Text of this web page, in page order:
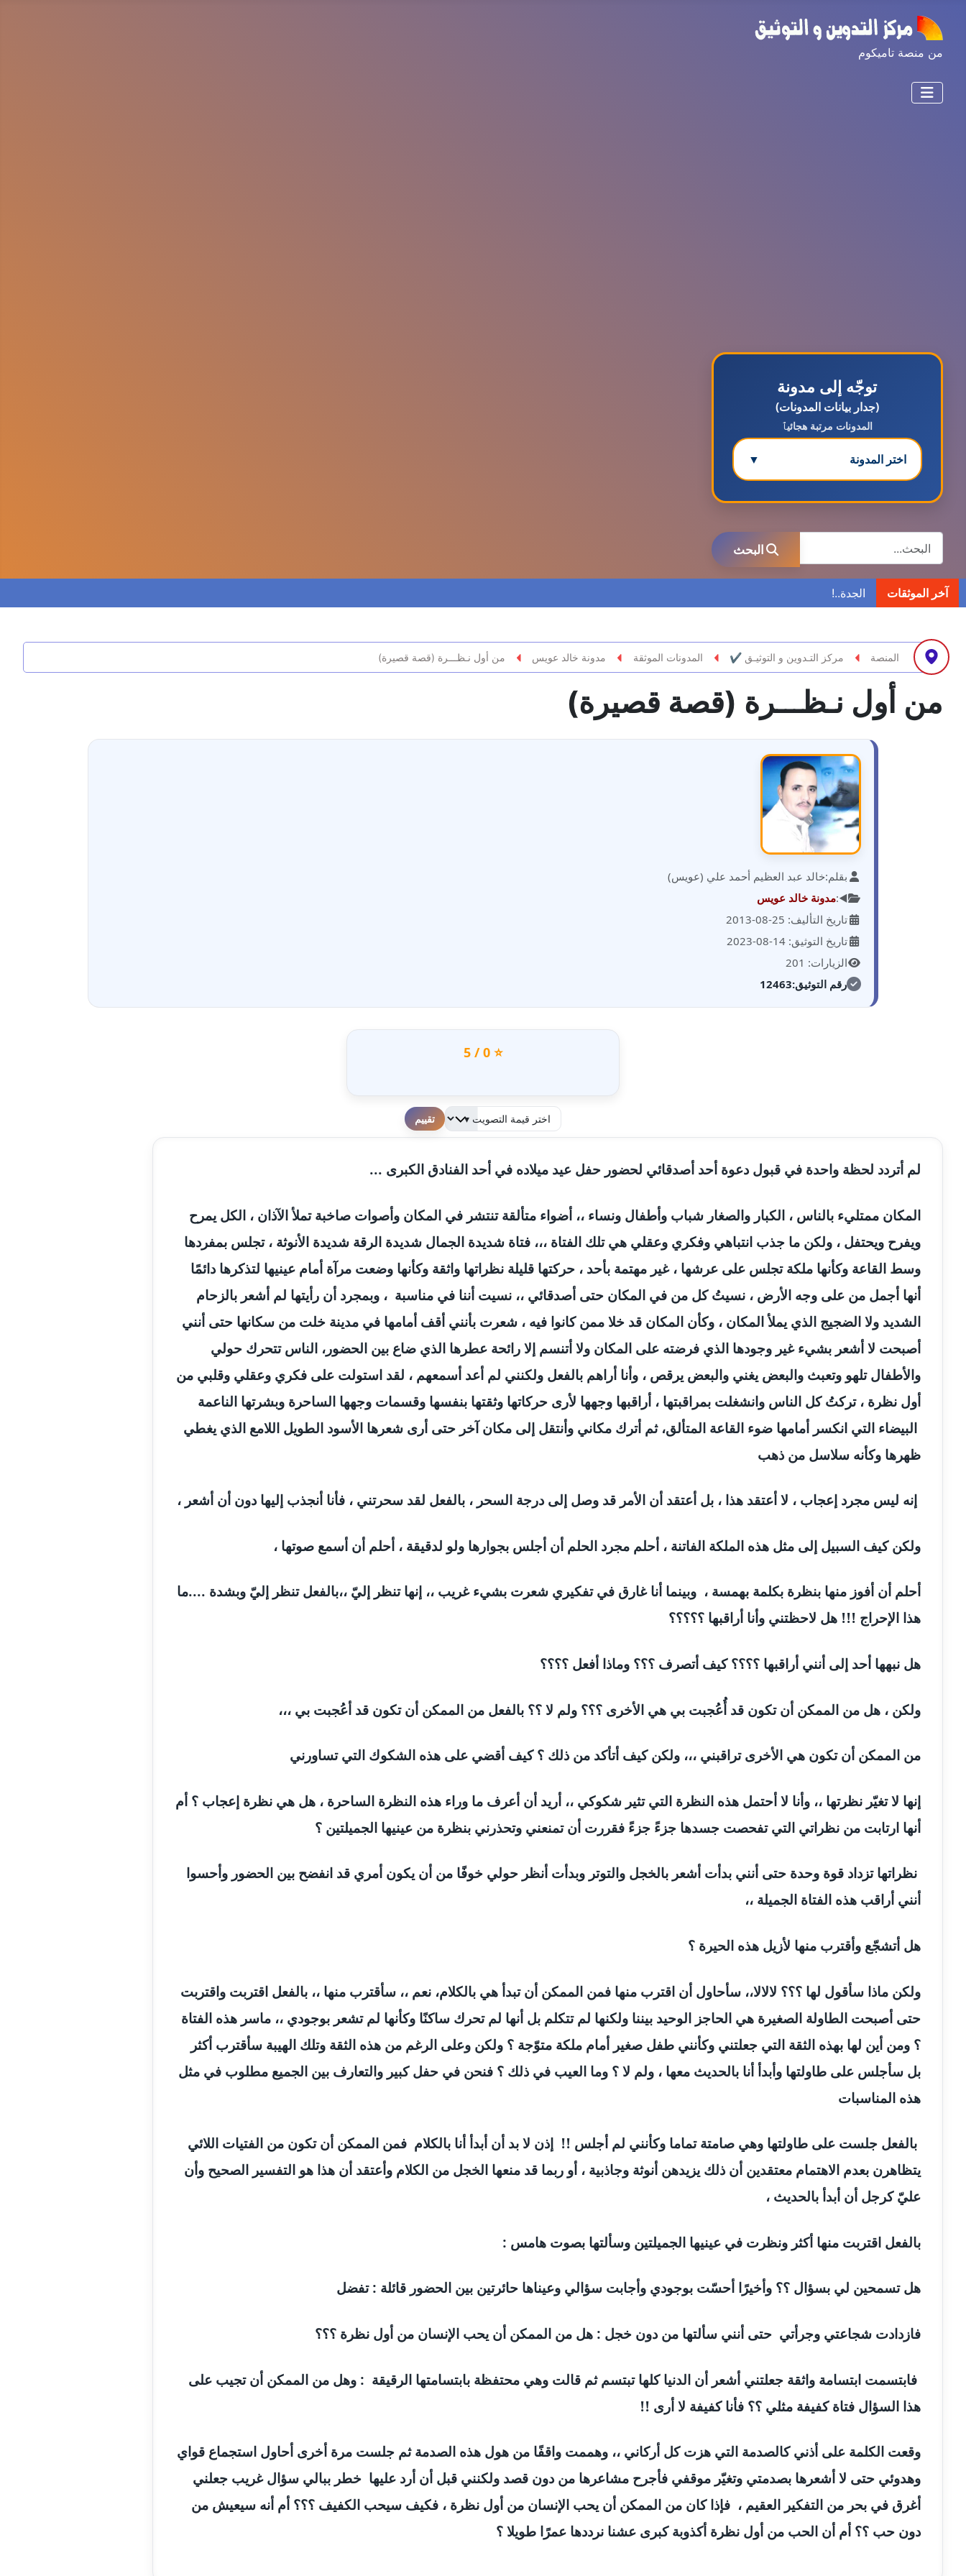
من منصة تاميكوم
توجّه إلى مدونة
(جدار بيانات المدونات)
المدونات مرتبة هجائيٱ
اختر المدونة ▼
مدونة ابراهيم البراعم عاملة
مدونة احلام السيد
مدونة احمد ابراهيم عاملة
مدونة أحمد أبو الدهب
مدونة احمد البحيري عاملة
مدونة أحمد الجمال
مدونة احمد الحسيني
مدونة احمد زكريا
مدونة أحمد زيدان عاملة
مدونة أحمد سيد
مدونة احمد شقليط عاملة
مدونة أحمد عبد الفتاح
مدونة اسراء كمال عاملة
مدونة اسلام أبو علم عاملة
مدونة اسماء خوجة عاملة
مدونة أسماء كاشف عاملة
مدونة أسماء نور الدين
مدونة اسماعيل ابو زيد عاملة
مدونة اسماعيل محسن
مدونة اسيمة اسامه عاملة
مدونة أشرف القط
مدونة السيده فوزي عاملة
مدونة آمال صالح عاملة
مدونة أماني بالحاج
مدونة أماني عبد السلام عاملة
مدونة أماني عز الدين عاملة
مدونة أمل الجزائرية متوفي
مدونة أمل درويش
مدونة امل محمود عاملة
مدونة أمل منشاوي موقوف
مدونة أميرة رفعت عاملة
مدونة أميرة محمود عاملة
مدونة انجي مطاوع
مدونة ايمان الدواخلي عاملة
مدونة ايمان النادي
مدونة ايمان صلاح عاملة
مدونة ايمان عبد الحليم عاملة
عاملة
مدونة آيه ابو زهرة عاملة
مدونة آية الدرديري عاملة
البحث
البحث
آخر الموثقات
المنصة مركز التـدوين و التوثيـق ✔ المدونات الموثقة مدونة خالد عويس من أول نـظـــرة (قصة قصيرة)
من أول نـظـــرة (قصة قصيرة)
بقلم:خالد عبد العظيم أحمد علي (عويس)
◀️:مدونة خالد عويس
تاريخ التأليف: 25-08-2013
تاريخ التوثيق: 14-08-2023
الزيارات: 201
رقم التوثيق:12463
⭐ 0 / 5
لطفا قم بالتقييم
لم أتردد لحظة واحدة في قبول دعوة أحد أصدقائي لحضور حفل عيد ميلاده في أحد الفنادق الكبرى ...
المكان ممتليء بالناس ، الكبار والصغار شباب وأطفال ونساء ،، أضواء متألقة تنتشر في المكان وأصوات صاخبة تملأ الآذان ، الكل يمرح
ويفرح ويحتفل ، ولكن ما جذب انتباهي وفكري وعقلي هي تلك الفتاة ،،، فتاة شديدة الجمال شديدة الرقة شديدة الأنوثة ، تجلس بمفردها
وسط القاعة وكأنها ملكة تجلس على عرشها ، غير مهتمة بأحد ، حركتها قليلة نظراتها واثقة وكأنها وضعت مرآة أمام عينيها لتذكرها دائمًا
أنها أجمل من على وجه الأرض ، نسيتُ كل من في المكان حتى أصدقائي ،، نسيت أننا في مناسبة ، وبمجرد أن رأيتها لم أشعر بالزحام
الشديد ولا الضجيج الذي يملأ المكان ، وكأن المكان قد خلا ممن كانوا فيه ، شعرت بأنني أقف أمامها في مدينة خلت من سكانها حتى أنني
أصبحت لا أشعر بشيء غير وجودها الذي فرضته على المكان ولا أتنسم إلا رائحة عطرها الذي ضاع بين الحضور، الناس تتحرك حولي
والأطفال تلهو وتعبث والبعض يغني والبعض يرقص ، وأنا أراهم بالفعل ولكنني لم أعد أسمعهم ، لقد استولت على فكري وعقلي وقلبي من
أول نظرة ، تركتُ كل الناس وانشغلت بمراقبتها ، أراقبها وجهها لأرى حركاتها وثقتها بنفسها وقسمات وجهها الساحرة وبشرتها الناعمة
البيضاء التي انكسر أمامها ضوء القاعة المتألق، ثم أترك مكاني وأنتقل إلى مكان آخر حتى أرى شعرها الأسود الطويل اللامع الذي يغطي
ظهرها وكأنه سلاسل من ذهب
إنه ليس مجرد إعجاب ، لا أعتقد هذا ، بل أعتقد أن الأمر قد وصل إلى درجة السحر ، بالفعل لقد سحرتني ، فأنا أنجذب إليها دون أن أشعر ،
ولكن كيف السبيل إلى مثل هذه الملكة الفاتنة ، أحلم مجرد الحلم أن أجلس بجوارها ولو لدقيقة ، أحلم أن أسمع صوتها ،
أحلم أن أفوز منها بنظرة بكلمة بهمسة ، وبينما أنا غارق في تفكيري شعرت بشيء غريب ،، إنها تنظر إليّ ،،بالفعل تنظر إليّ وبشدة ....ما
هذا الإحراج !!! هل لاحظتني وأنا أراقبها ؟؟؟؟؟
هل نبهها أحد إلى أنني أراقبها ؟؟؟؟ كيف أتصرف ؟؟؟ وماذا أفعل ؟؟؟؟
ولكن ، هل من الممكن أن تكون قد أُعُجبت بي هي الأخرى ؟؟؟ ولم لا ؟؟ بالفعل من الممكن أن تكون قد أعُجبت بي ،،،
من الممكن أن تكون هي الأخرى تراقبني ،،، ولكن كيف أتأكد من ذلك ؟ كيف أقضي على هذه الشكوك التي تساورني
إنها لا تغيّر نظرتها ،، وأنا لا أحتمل هذه النظرة التي تثير شكوكي ،، أريد أن أعرف ما وراء هذه النظرة الساحرة ، هل هي نظرة إعجاب ؟ أم
أنها ارتابت من نظراتي التي تفحصت جسدها جزءً جزءً فقررت أن تمنعني وتحذرني بنظرة من عينيها الجميلتين ؟
نظراتها تزداد قوة وحدة حتى أنني بدأت أشعر بالخجل والتوتر وبدأت أنظر حولي خوفًا من أن يكون أمري قد انفضح بين الحضور وأحسوا
أنني أراقب هذه الفتاة الجميلة ،،
هل أتشجّع وأقترب منها لأزيل هذه الحيرة ؟
ولكن ماذا سأقول لها ؟؟؟ لالالا،، سأحاول أن اقترب منها فمن الممكن أن تبدأ هي بالكلام، نعم ،، سأقترب منها ،، بالفعل اقتربت واقتربت
حتى أصبحت الطاولة الصغيرة هي الحاجز الوحيد بيننا ولكنها لم تتكلم بل أنها لم تحرك ساكنًا وكأنها لم تشعر بوجودي ،، ماسر هذه الفتاة
؟ ومن أين لها بهذه الثقة التي جعلتني وكأنني طفل صغير أمام ملكة متوّجة ؟ ولكن وعلى الرغم من هذه الثقة وتلك الهيبة سأقترب أكثر
بل سأجلس على طاولتها وأبدأ أنا بالحديث معها ، ولم لا ؟ وما العيب في ذلك ؟ فنحن في حفل كبير والتعارف بين الجميع مطلوب في مثل
هذه المناسبات
بالفعل جلست على طاولتها وهي صامتة تماما وكأنني لم أجلس !! إذن لا بد أن أبدأ أنا بالكلام فمن الممكن أن تكون من الفتيات اللائي
يتظاهرن بعدم الاهتمام معتقدين أن ذلك يزيدهن أنوثة وجاذبية ، أو ربما قد منعها الخجل من الكلام وأعتقد أن هذا هو التفسير الصحيح وأن
عليّ كرجل أن أبدأ بالحديث ،
بالفعل اقتربت منها أكثر ونظرت في عينيها الجميلتين وسألتها بصوت هامس :
هل تسمحين لي بسؤال ؟؟ وأخيرًا أحسّت بوجودي وأجابت سؤالي وعيناها حائرتين بين الحضور قائلة : تفضل
فازدادت شجاعتي وجرأتي حتى أنني سألتها من دون خجل : هل من الممكن أن يحب الإنسان من أول نظرة ؟؟؟
فابتسمت ابتسامة واثقة جعلتني أشعر أن الدنيا كلها تبتسم ثم قالت وهي محتفظة بابتسامتها الرقيقة : وهل من الممكن أن تجيب على
هذا السؤال فتاة كفيفة مثلي ؟؟ فأنا كفيفة لا أرى !!
وقعت الكلمة على أذني كالصدمة التي هزت كل أركاني ،، وهممت واقفًا من هول هذه الصدمة ثم جلست مرة أخرى أحاول استجماع قواي
وهدوئي حتى لا أشعرها بصدمتي وتغيّر موقفي فأجرح مشاعرها من دون قصد ولكنني قبل أن أرد عليها خطر ببالي سؤال غريب جعلني
أغرق في بحر من التفكير العقيم ، فإذا كان من الممكن أن يحب الإنسان من أول نظرة ، فكيف سيحب الكفيف ؟؟؟ أم أنه سيعيش من
دون حب ؟؟ أم أن الحب من أول نظرة أكذوبة كبرى عشنا نرددها عمرًا طويلا ؟